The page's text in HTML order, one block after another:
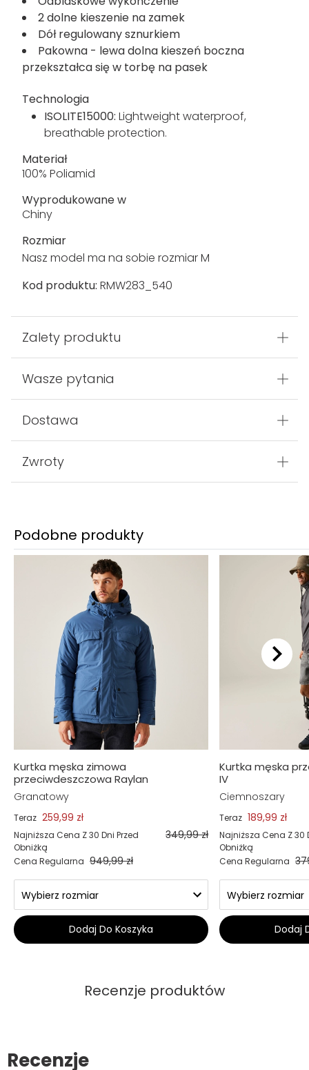
2 dolne kieszenie na zamek
Dół regulowany sznurkiem
Pakowna - lewa dolna kieszeń boczna
przekształca się w torbę na pasek
Technologia
ISOLITE15000: Lightweight waterproof,
breathable protection.
Materiał
100% Poliamid
Wyprodukowane w
Chiny
Rozmiar
Nasz model ma na sobie rozmiar M
Kod produktu: RMW283_540
Zalety produktu
Wasze pytania
Dostawa
Zwroty
Podobne produkty
Kurtka męska zimowa
przeciwdeszczowa Raylan
Granatowy
Teraz 259,99 zł
Najniższa Cena Z 30 Dni Przed
Obniżką
349,99 zł
Cena Regularna 949,99 zł
Dodaj Do Koszyka
Kurtka męska
IV
Ciemnoszary
Teraz 189,99 zł
Najniższa Cena Z 30
Obniżką
Cena Regularna
Dodaj
Recenzje produktów